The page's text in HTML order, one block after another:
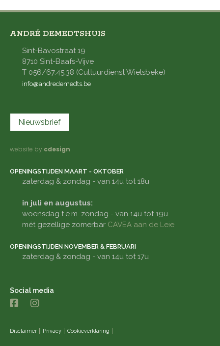
ANDRÉ DEMEDTSHUIS
Sint-Bavostraat 19
8710 Sint-Baafs-Vijve
T 056/67.45.38 (Cultuurdienst Wielsbeke)
info@andredemedts.be
Nieuwsbrief
website by cdesign
OPENINGSTIJDEN MAART - OKTOBER
zaterdag & zondag - van 14u tot 18u
in juli en augustus:
woensdag t.e.m. zondag - van 14u tot 19u
mét gezellige zomerbar CAVEA aan de Leie
OPENINGSTIJDEN NOVEMBER & FEBRUARI
zaterdag & zondag - van 14u tot 17u
Social media
Disclaimer Privacy Cookieverklaring